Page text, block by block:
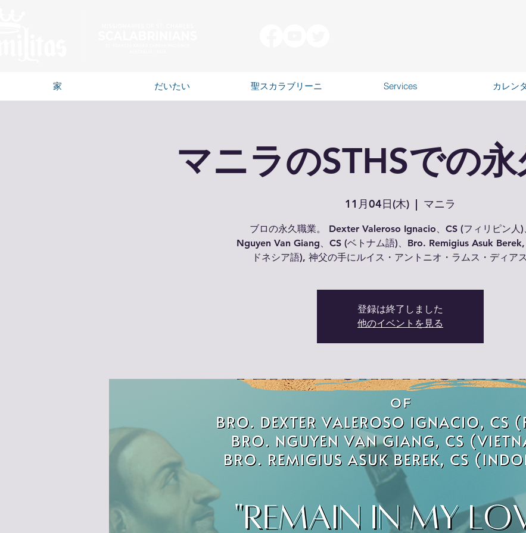
家 だいたい 聖スカラブリーニ Services カレン
マニラのSTHSでの
11月04日(木)
  |
マニラ
ブロの永久職業。 Dexter Valeroso Ignacio、CS (フィリピン人)
Nguyen Van Giang、CS (ベトナム語)、Bro. Remigius Asuk Berek,
ドネシア語), 神父の手にルイス・アントニオ・ラムス・ディア
登録は終了しました
他のイベントを見る